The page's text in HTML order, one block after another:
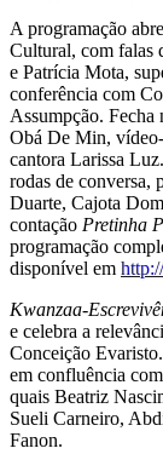
A programação
Cultural, com falas
e Patrícia Mota,
conferência com
Assumpção.
Obá De Min,
cantora Larissa
rodas de conversa,
Duarte, Cajota
contação Pretinha
programação
disponível em
Kwanzaa-
e celebra a
Conceição
em confluência
quais Beatriz
Sueli Carneiro,
Fanon.